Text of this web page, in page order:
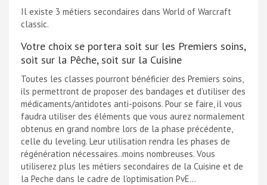
Il existe 3 métiers secondaires dans World of Warcraft
classic.
Votre choix se portera soit sur les Premiers soins,
soit sur la Pêche, soit sur la Cuisine
Toutes les classes pourront bénéficier des Premiers soins,
ils permettront de proposer des bandages et d’utiliser des
médicaments/antidotes anti-poisons. Pour se faire, il vous
faudra utiliser des éléments que vous aurez normalement
obtenus en grand nombre lors de la phase précédente,
celle du leveling. Leur utilisation rendra les phases de
régénération nécessaires..moins nombreuses. Vous
utiliserez plus les métiers secondaires de la Cuisine et de
la Peche dans le cadre de l’optimisation PvE…